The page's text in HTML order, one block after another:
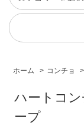
ホーム > コンチョ >
ハートコ
ープ